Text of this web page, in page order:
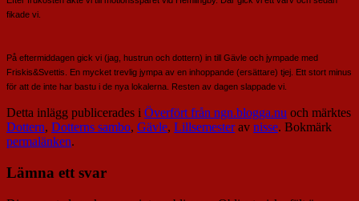
fikade vi.
På eftermiddagen gick vi (jag, hustrun och dottern) in till Gävle och jympade med
Friskis&Svettis. En mycket trevlig jympa av en inhoppande (ersättare) tjej. Ett stort minus
för att de inte har bastu i de nya lokalerna. Resten av dagen slappade vi.
Detta inlägg publicerades i Överfört från ngn.blogga.nu och märktes
Dottern, Dotterns sambo, Gävle, Lillsemesterav nisse. Bokmärk
permalänken.
Lämna ett svar